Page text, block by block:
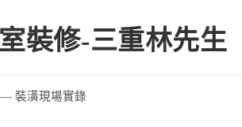
裝修-三重林先生
— 裝潢現場實錄